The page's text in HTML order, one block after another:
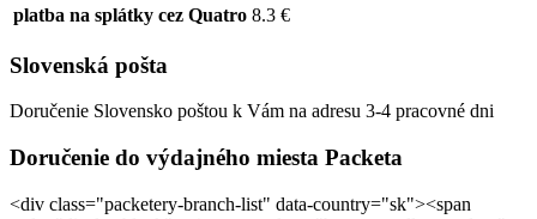
platba na splátky cez Quatro 8.3 €
Slovenská pošta
Doručenie Slovensko poštou k Vám na adresu 3-4 pracovné dni
Doručenie do výdajného miesta Packeta
<div class="packetery-branch-list" data-country="sk"><span